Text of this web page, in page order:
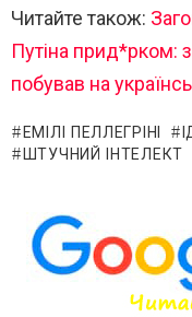
Читайте також:
Путіна прид*рком:
побував на
ЕМІЛІ ПЕЛЛЕГРІНІ
ШТУЧНИЙ ІНТЕЛЕКТ